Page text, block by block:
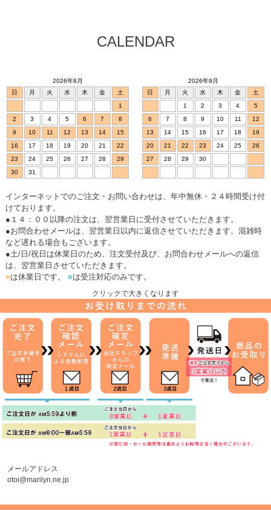
CALENDAR
2026年8月
日
月 火 水 木 金
土
1
2
3 4 5 6 7
8
9
10 11 12 13 14
15
16
17 18 19 20 21
22
23
24 25 26 27 28
29
30
31
2026年9月
日
月 火 水 木 金
土
1
2 3 4
5
6
7 8 9 10 11
12
13
14 15 16 17 18
19
20
21 22 23 24 25
26
27
28 29 30
インターネットでのご注文・お問い合わせは、年中無休・２４時間受け付
けております。
●１４：００以降の注文は、翌営業日に受付させていただきます。
●お問合わせメールは、翌営業日以内に返信させていただきます。混雑時
など遅れる場合もございます。
●土/日/祝日は休業日のため、注文受付及び、お問合わせメールへの返信
は、翌営業日させていただきます。
■は休業日です。 ■は受注対応のみです。
クリックで大きくなります
メールアドレス
otoi@marilyn.ne.jp